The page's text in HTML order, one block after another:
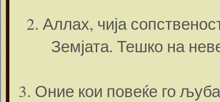
2. Аллах, чија
Земјата. Тешко на
3. Оние кои повеќе го